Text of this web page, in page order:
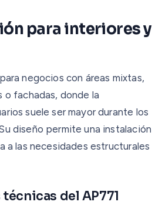
para interiores y
negocios con áreas mixtas,
fachadas, donde la
suele ser mayor durante los
diseño permite una instalación
a las necesidades estructurales
del AP771